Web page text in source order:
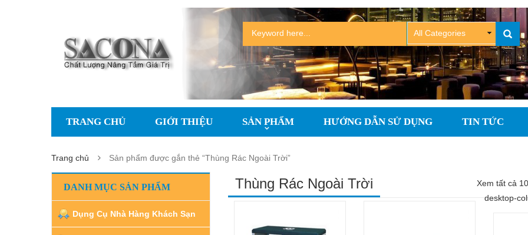
TRANG CHỦ GIỚI THIỆU SẢN PHẨM HƯỚNG DẪN SỬ DỤNG TIN TỨC
Trang chủ Sản phẩm được gắn thẻ “Thùng Rác Ngoài Trời”
Thùng Rác Ngoài Trời
Xem tất cả
desktop-
DANH MỤC SẢN PHẨM
Dụng Cụ Nhà Hàng Khách Sạn